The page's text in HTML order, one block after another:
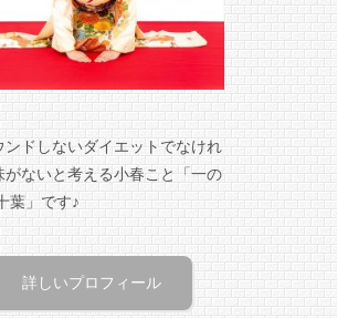
ンドしないダイエットでなけれ
がないと考える小春こと「一の
葉」です♪
詳しいプロフィール